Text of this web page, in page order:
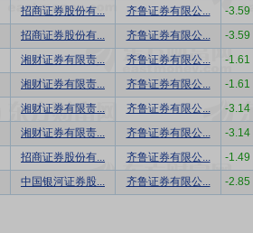
招商证券股份有... 齐鲁证券有限公... -3.59
招商证券股份有... 齐鲁证券有限公... -3.59
湘财证券有限责... 齐鲁证券有限公... -1.61
湘财证券有限责... 齐鲁证券有限公... -1.61
湘财证券有限责... 齐鲁证券有限公... -3.14
湘财证券有限责... 齐鲁证券有限公... -3.14
招商证券股份有... 齐鲁证券有限公... -1.49
中国银河证券股... 齐鲁证券有限公... -2.85